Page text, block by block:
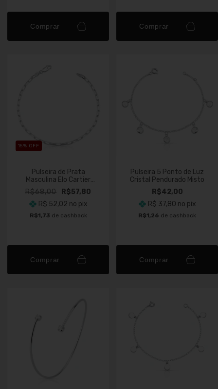
Comprar Comprar
15% OFF
Pulseira de Prata
Masculina Elo Cartier
Longa 3mm Fio 080
R$68,00
R$57,80
R$ 52,02 no pix
R$1,73 de cashback
Comprar
Pulseira 5 Ponto de Luz
Cristal Pendurado Misto
R$42,00
R$ 37,80 no pix
R$1,26 de cashback
Comprar